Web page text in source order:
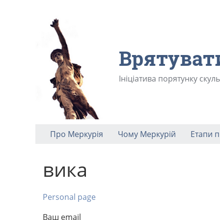
Ініціатива порятунку
Про Меркурія Чому Меркурій Етапи
вика
Personal page
Ваш email